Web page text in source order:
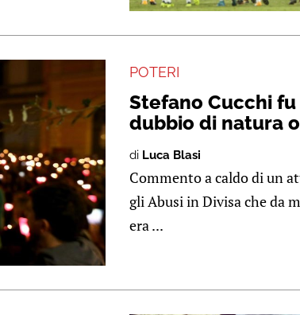
POTERI
Stefano Cucchi
dubbio di natura
di Luca Blasi
Commento a caldo di un
gli Abusi in Divisa che da
era ...